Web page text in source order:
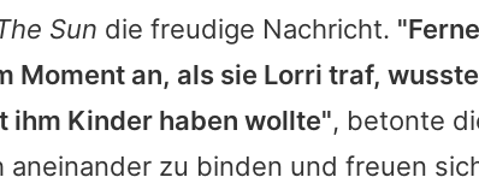
Sun die freudige Nachricht.
Moment an, als sie Lorri traf,
ihm Kinder haben wollte", betonte
aneinander zu binden und freuen